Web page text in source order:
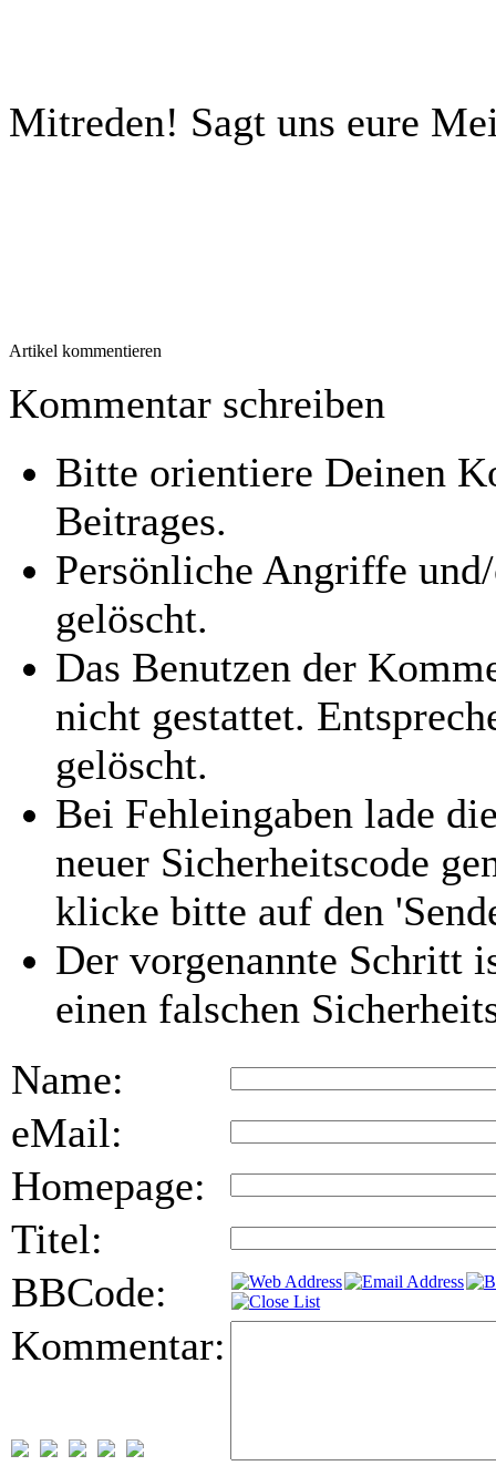
Mitreden! Sagt uns eure
Artikel kommentieren
Kommentar schreiben
Bitte orientiere Deinen
Beitrages.
Persönliche Angriffe
gelöscht.
Das Benutzen der
nicht gestattet.
gelöscht.
Bei Fehleingaben lade
neuer Sicherheitscode
klicke bitte auf den
Der vorgenannte Schritt
einen falschen
Name:
eMail:
Homepage:
Titel:
BBCode:
Kommentar: